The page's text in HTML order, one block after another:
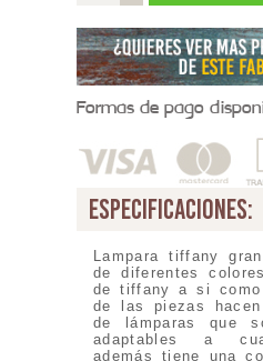
Formas de pago
especificaciones:
Lampara tiffany
de diferentes
de tiffany a si
de las piezas
de lámparas que
adaptables a
además tiene una